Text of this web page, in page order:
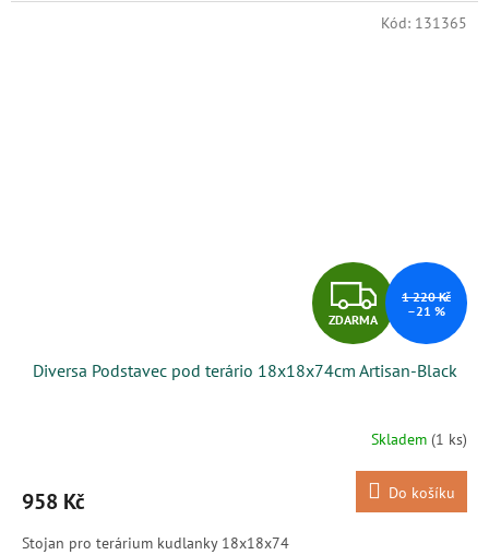
Z
D
A
R
M
A
ZDARMA
1 220 Kč
–21 %
Diversa Podstavec pod terário 18x18x74cm Artisan-Black
Skladem (1 ks)
958 Kč Do košíku
Stojan pro terárium kudlanky 18x18x74
Kód: 131365